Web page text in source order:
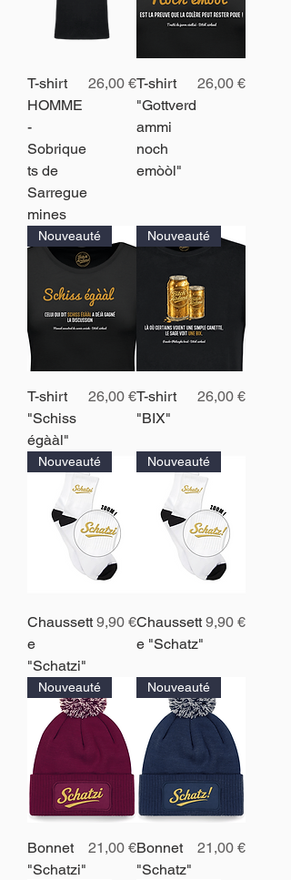
T-shirt
HOMME
-
Sobrique
ts de
Sarregue
mines
Prix
26,00 €T-shirt
"Gottverd
ammi
noch
emòòl"
Prix
26,00 €
Nouveauté
T-shirt
"Schiss
égààl"
Prix
26,00 €
Nouveauté
T-shirt
"BIX"
Prix
26,00 €
Nouveauté
Chaussett
e
"Schatzi"
Prix
9,90 €
Nouveauté
Chaussett
e "Schatz"
Prix
9,90 €
Nouveauté
Bonnet
"Schatzi"
Prix
21,00 €
Nouveauté
Bonnet
"Schatz"
Prix
21,00 €